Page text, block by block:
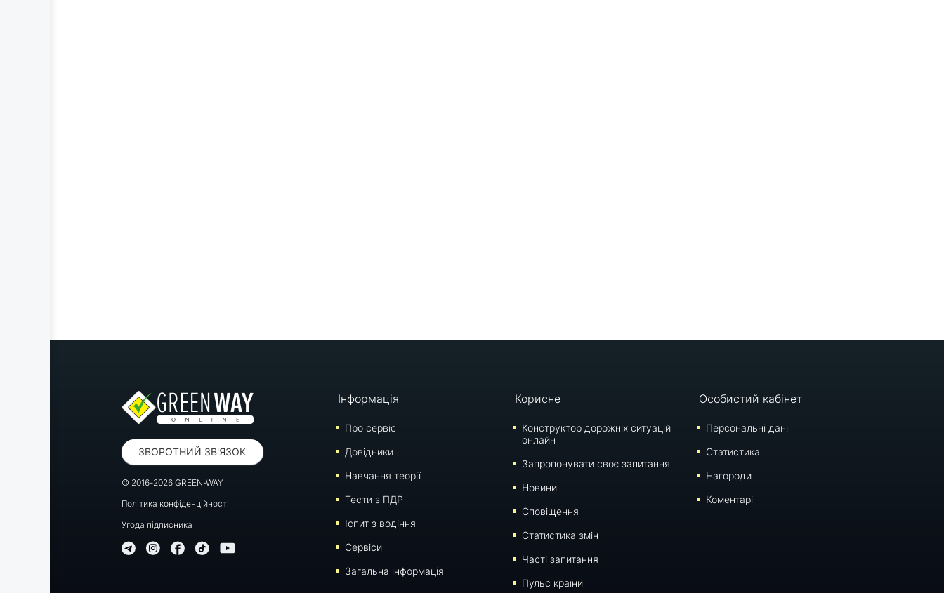
ЗВОРОТНИЙ ЗВ'ЯЗОК
© 2016-2026 GREEN-WAY
Політика конфіденційності
Угода підписника
Інформація
Про сервіс
Довідники
Навчання теорії
Тести з ПДР
Iспит з водіння
Сервіси
Загальна інформація
Корисне
Конструктор дорожніх ситуацій
онлайн
Запропонувати своє запитання
Новини
Сповіщення
Статистика змін
Часті запитання
Пульс країни
Особистий кабінет
Персональні дані
Статистика
Нагороди
Коментарі